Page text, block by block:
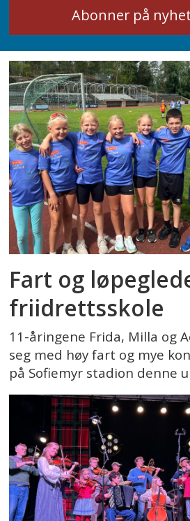
Fart og
friidrettsskole
11-åringene Frida, Milla og
seg med høy fart og mye
på Sofiemyr stadion denne